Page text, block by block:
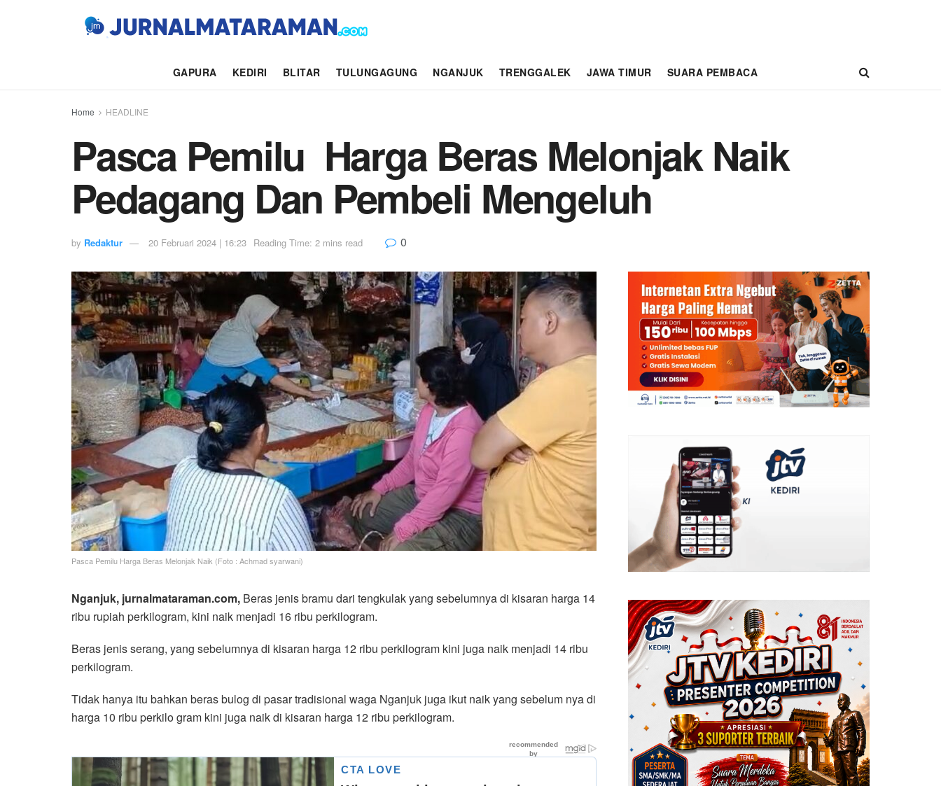
GAPURA KEDIRI BLITAR TULUNGAGUNG NGANJUK TRENGGALEK JAWA TIMUR SUARA PEMBACA
Home HEADLINE
Pasca Pemilu Harga Beras Melonjak Naik
Pedagang Dan Pembeli Mengeluh
by Redaktur 20 Februari 2024 | 16:23 Reading Time: 2 mins read 0
Pasca Pemilu Harga Beras Melonjak Naik (Foto : Achmad syarwani)
Nganjuk, jurnalmataraman.com, Beras jenis bramu dari tengkulak yang sebelumnya di kisaran harga 14
ribu rupiah perkilogram, kini naik menjadi 16 ribu perkilogram.
Beras jenis serang, yang sebelumnya di kisaran harga 12 ribu perkilogram kini juga naik menjadi 14 ribu
perkilogram.
Tidak hanya itu bahkan beras bulog di pasar tradisional waga Nganjuk juga ikut naik yang sebelum nya di
harga 10 ribu perkilo gram kini juga naik di kisaran harga 12 ribu perkilogram.